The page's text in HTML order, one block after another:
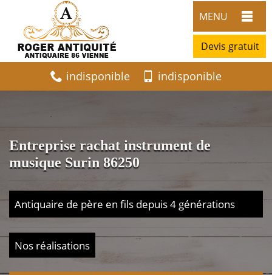
MENU
Devis gratuit
indisponible indisponible
Entreprise rachat instrument de
musique Surin 86250
Antiquaire de père en fils depuis 4 générations
Nos réalisations